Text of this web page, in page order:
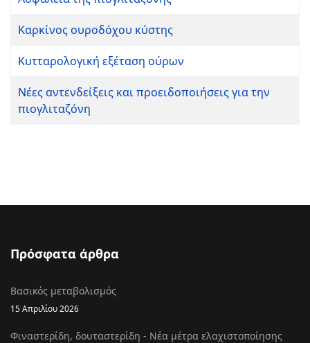
Καρκίνος ουροδόχου κύστης
Κυτταρολογική εξέταση ούρων
Νέες αντενδείξεις και προειδοποιήσεις για την
πιογλιταζόνη
Πρόσφατα άρθρα
Βασικός μεταβολισμός
15 Απριλίου 2026
Φιναστερίδη, δουταστερίδη - Νέα μέτρα ελαχιστοποίησης